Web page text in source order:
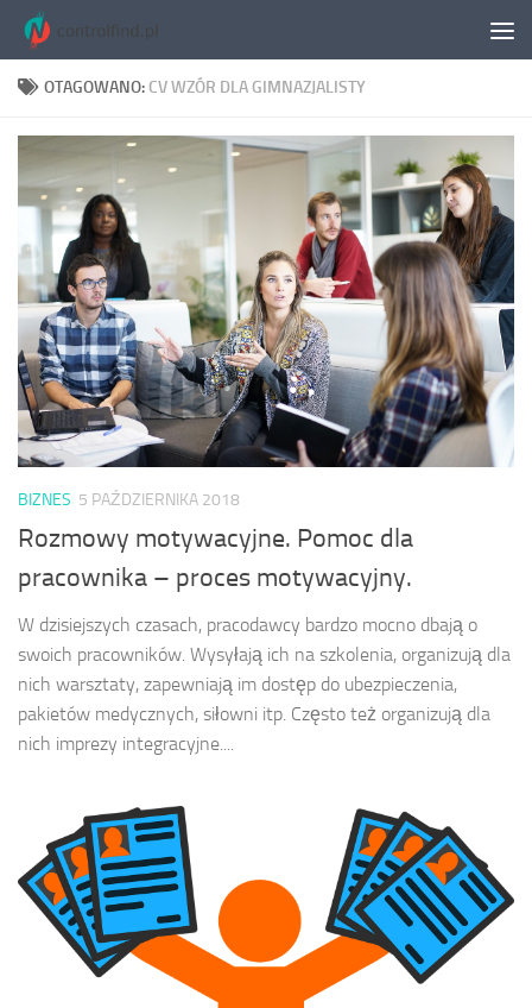
Skip to content
OTAGOWANO: CV WZÓR DLA GIMNAZJALISTY
BIZNES 5 PAŹDZIERNIKA 2018
Rozmowy motywacyjne. Pomoc dla
pracownika – proces motywacyjny.
W dzisiejszych czasach, pracodawcy bardzo mocno dbają o
swoich pracowników. Wysyłają ich na szkolenia, organizują dla
nich warsztaty, zapewniają im dostęp do ubezpieczenia,
pakietów medycznych, siłowni itp. Często też organizują dla
nich imprezy integracyjne....